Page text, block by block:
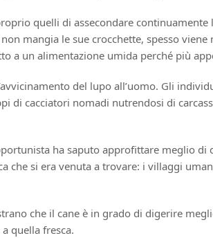
quelli di assecondare continuamente
mangia le sue crocchette, spesso viene
a un alimentazione umida perché più
del lupo all’uomo. Gli
di cacciatori nomadi nutrendosi di
ha saputo approfittare meglio di
che si era venuta a trovare: i villaggi
che il cane è in grado di digerire
quella fresca.